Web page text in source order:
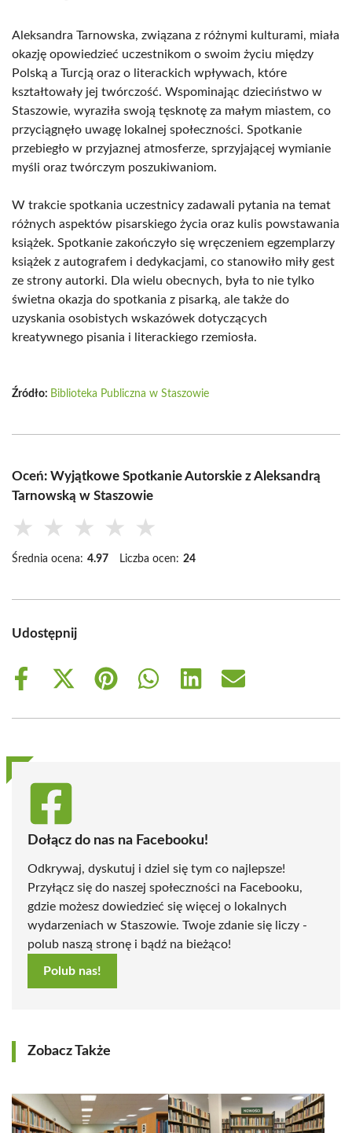
Aleksandra Tarnowska, związana z różnymi kulturami, miała
okazję opowiedzieć uczestnikom o swoim życiu między
Polską a Turcją oraz o literackich wpływach, które
kształtowały jej twórczość. Wspominając dzieciństwo w
Staszowie, wyraziła swoją tęsknotę za małym miastem, co
przyciągnęło uwagę lokalnej społeczności. Spotkanie
przebiegło w przyjaznej atmosferze, sprzyjającej wymianie
myśli oraz twórczym poszukiwaniom.
W trakcie spotkania uczestnicy zadawali pytania na temat
różnych aspektów pisarskiego życia oraz kulis powstawania
książek. Spotkanie zakończyło się wręczeniem egzemplarzy
książek z autografem i dedykacjami, co stanowiło miły gest
ze strony autorki. Dla wielu obecnych, była to nie tylko
świetna okazja do spotkania z pisarką, ale także do
uzyskania osobistych wskazówek dotyczących
kreatywnego pisania i literackiego rzemiosła.
Źródło: Biblioteka Publiczna w Staszowie
Oceń: Wyjątkowe Spotkanie Autorskie z Aleksandrą
Tarnowską w Staszowie
★ ★ ★ ★ ★
Średnia ocena: 4.97 Liczba ocen: 24
Udostępnij
Share
Share
(Twitter)
Share
Share
Share
Share
Dołącz do nas na Facebooku!
Odkrywaj, dyskutuj i dziel się tym co najlepsze!
Przyłącz się do naszej społeczności na Facebooku,
gdzie możesz dowiedzieć się więcej o lokalnych
wydarzeniach w Staszowie. Twoje zdanie się liczy -
polub naszą stronę i bądź na bieżąco!
Polub nas!
Zobacz Także